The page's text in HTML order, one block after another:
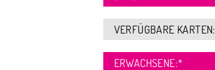
VERFÜGBARE KARTEN:
ERWACHSENE:*